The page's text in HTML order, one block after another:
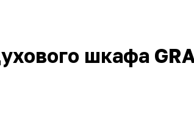
шкафа